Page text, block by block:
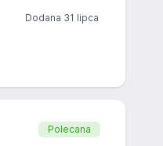
Dodana 31 lipca
Polecana